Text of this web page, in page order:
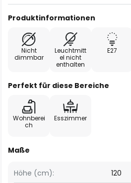
Produktinformationen
Nicht
dimmbar
Leuchtmitt
el nicht
enthalten
E27
Perfekt für diese Bereiche
Wohnberei
ch
Esszimmer
Maße
Höhe (cm): 120